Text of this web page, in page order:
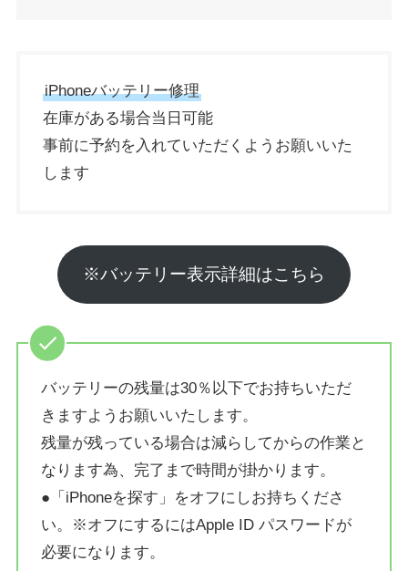
iPhoneバッテリー修理
在庫がある場合当日可能
事前に予約を入れていただくようお願いいた
します
※バッテリー表示詳細はこちら
バッテリーの残量は30％以下でお持ちいただ
きますようお願いいたします。
残量が残っている場合は減らしてからの作業と
なります為、完了まで時間が掛かります。
●「iPhoneを探す」をオフにしお持ちくださ
い。※オフにするにはApple ID パスワードが
必要になります。